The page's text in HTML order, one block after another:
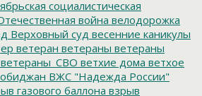
социалистическая
война велодорожка
Верховный суд весенние каникулы
ветеран ветераны ветераны
ветераны_СВО ветхие дома ветхое
ВЖС "Надежда России"
газового баллона взрыв